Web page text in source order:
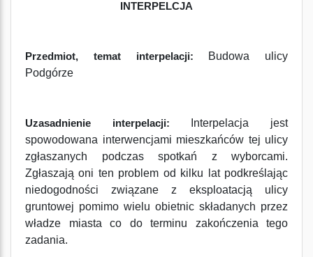
INTERPELCJA
Przedmiot, temat interpelacji: Budowa ulicy
Podgórze
Uzasadnienie interpelacji: Interpelacja jest
spowodowana interwencjami mieszkańców tej ulicy
zgłaszanych podczas spotkań z wyborcami.
Zgłaszają oni ten problem od kilku lat podkreślając
niedogodności związane z eksploatacją ulicy
gruntowej pomimo wielu obietnic składanych przez
władze miasta co do terminu zakończenia tego
zadania.